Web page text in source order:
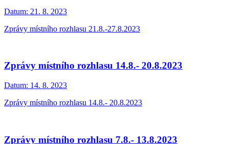
Datum: 21. 8. 2023
Zprávy místního rozhlasu 21.8.-27.8.2023
Zprávy místního rozhlasu 14.8.- 20.8.2023
Datum: 14. 8. 2023
Zprávy místního rozhlasu 14.8.- 20.8.2023
Zprávy místního rozhlasu 7.8.- 13.8.2023